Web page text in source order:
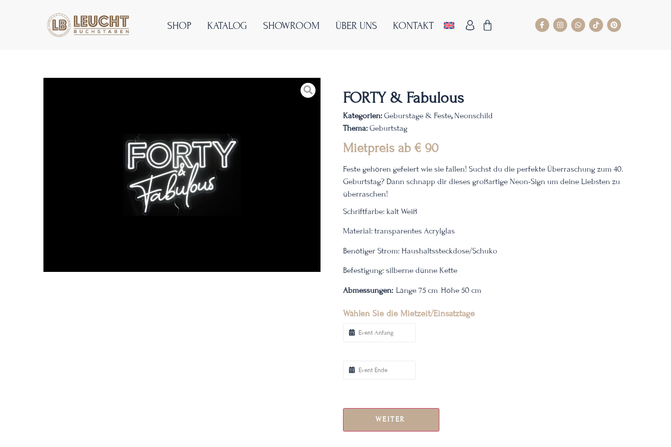
SHOP KATALOG SHOWROOM ÜBER UNS KONTAKT
FORTY & Fabulous
Kategorien: Geburstage & Feste, Neonschild
Thema: Geburtstag
Mietpreis ab € 90
Feste gehören gefeiert wie sie fallen! Suchst du die perfekte Überraschung zum 40.
Geburtstag? Dann schnapp dir dieses großartige Neon-Sign um deine Liebsten zu
überraschen!
Schriftfarbe: kalt Weiß
Material: transparentes Acrylglas
Benötiger Strom: Haushaltssteckdose/Schuko
Befestigung: silberne dünne Kette
Abmessungen: Länge 75 cm Höhe 50 cm
Wählen Sie die Mietzeit/Einsatztage
WEITER